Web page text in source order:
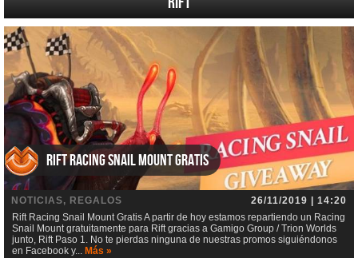
Rift Racing Snail Mount Gratis
NOTICIAS, REGALOS
26/11/2019 | 14:20
Rift Racing Snail Mount Gratis A partir de hoy estamos repartiendo un Racing
Snail Mount gratuitamente para Rift gracias a Gamigo Group / Trion Worlds
junto, Rift Paso 1. No te pierdas ninguna de nuestras promos siguiéndonos
en Facebook y... Más »